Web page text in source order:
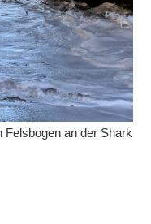
Felsbogen an der Shark